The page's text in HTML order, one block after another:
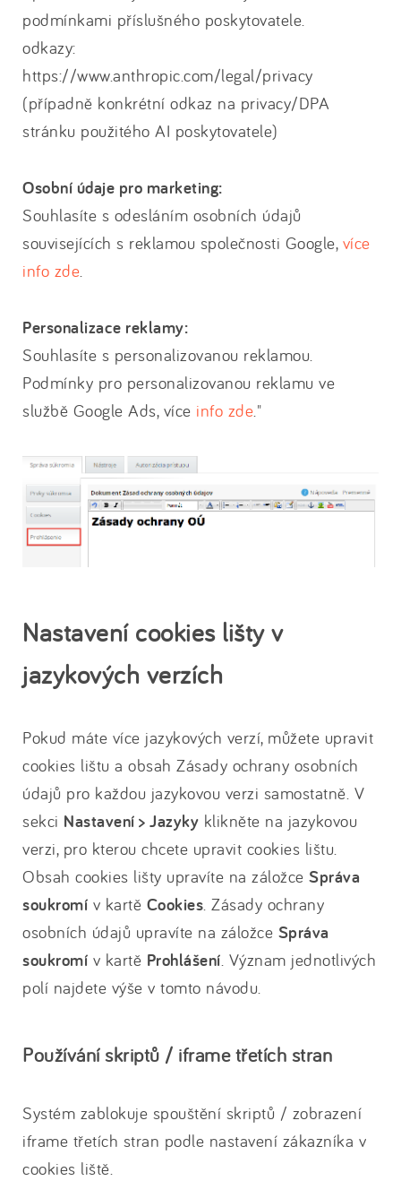
podmínkami příslušného poskytovatele.
odkazy:
https://www.anthropic.com/legal/privacy
(případně konkrétní odkaz na privacy/DPA
stránku použitého AI poskytovatele)
Osobní údaje pro marketing:
Souhlasíte s odesláním osobních údajů
souvisejících s reklamou společnosti Google, více
info zde.
Personalizace reklamy:
Souhlasíte s personalizovanou reklamou.
Podmínky pro personalizovanou reklamu ve
službě Google Ads, více info zde."
Nastavení cookies lišty v
jazykových verzích
Pokud máte více jazykových verzí, můžete upravit
cookies lištu a obsah Zásady ochrany osobních
údajů pro každou jazykovou verzi samostatně. V
sekci Nastavení > Jazyky klikněte na jazykovou
verzi, pro kterou chcete upravit cookies lištu.
Obsah cookies lišty upravíte na záložce Správa
soukromí v kartě Cookies. Zásady ochrany
osobních údajů upravíte na záložce Správa
soukromí v kartě Prohlášení. Význam jednotlivých
polí najdete výše v tomto návodu.
Používání skriptů / iframe třetích stran
Systém zablokuje spouštění skriptů / zobrazení
iframe třetích stran podle nastavení zákazníka v
cookies liště.